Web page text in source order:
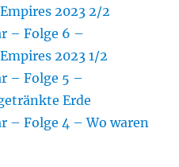
2023 2/2
– Folge 6 –
2023 1/2
– Folge 5 –
Erde
– Folge 4 – Wo waren